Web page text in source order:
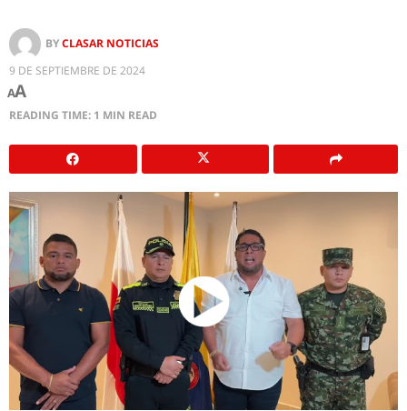
BYCLASAR NOTICIAS
9 DE SEPTIEMBRE DE 2024
AA
READING TIME: 1 MIN READ